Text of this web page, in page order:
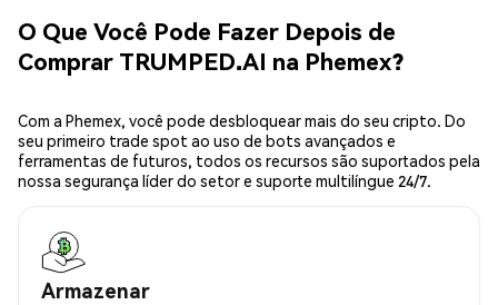
O Que Você Pode Fazer Depois de
Comprar TRUMPED.AI na Phemex?
Com a Phemex, você pode desbloquear mais do seu cripto. Do
seu primeiro trade spot ao uso de bots avançados e
ferramentas de futuros, todos os recursos são suportados pela
nossa segurança líder do setor e suporte multilíngue 24/7.
Armazenar